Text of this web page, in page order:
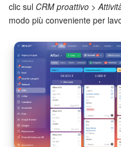
clic sul CRM proattivo >
modo più conveniente per